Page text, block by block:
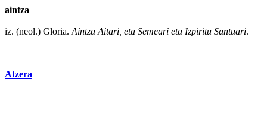
aintza
iz. (neol.) Gloria. Aintza Aitari, eta Semeari eta Izpiritu Santuari.
Atzera